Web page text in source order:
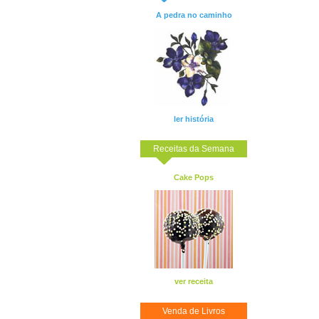
A pedra no caminho
ler história
Receitas da Semana
Cake Pops
ver receita
Venda de Livros